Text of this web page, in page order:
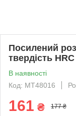
Посилений
твердість
В наявності
Код: MT48016
161 ₴ 177 ₴